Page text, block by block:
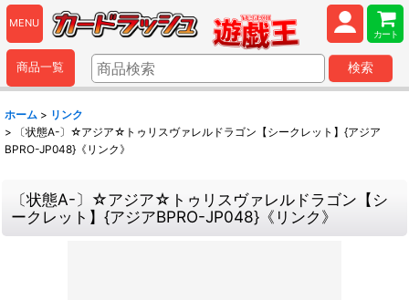
MENU
カート
商品一覧 検索
ホーム > リンク
>
〔状態A-〕☆アジア☆トゥリスヴァレルドラゴン【シークレット】{アジア
BPRO-JP048}《リンク》
〔状態A-〕☆アジア☆トゥリスヴァレルドラゴン【シ
ークレット】{アジアBPRO-JP048}《リンク》